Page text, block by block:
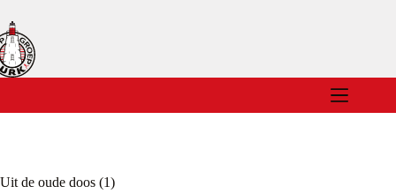
naar
de
inhoud
Uit de oude doos (1)